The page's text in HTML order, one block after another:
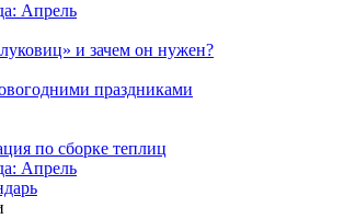
Апрель
и зачем он нужен?
праздниками
по сборке теплиц
Апрель